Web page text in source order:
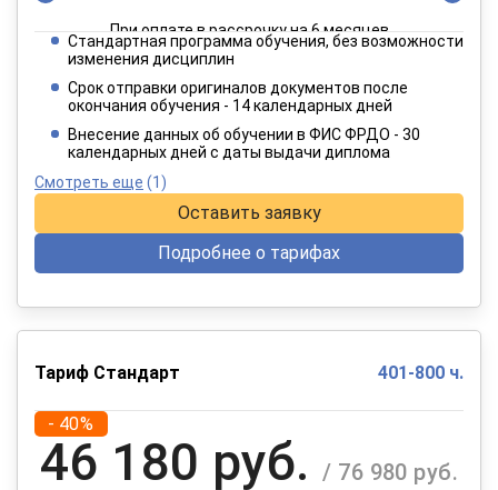
При оплате в рассрочку на 6 месяцев
2 749 руб.
При оплате в рассрочку на 12 месяцев
Стандартная программа обучения, без возможности
изменения дисциплин
Срок отправки оригиналов документов после
окончания обучения - 14 календарных дней
Внесение данных об обучении в ФИС ФРДО - 30
календарных дней с даты выдачи диплома
Смотреть еще (1)
Оставить заявку
Подробнее о тарифах
Тариф Стандарт 401-800 ч.
- 40%
46 180 руб. / 76 980 руб.